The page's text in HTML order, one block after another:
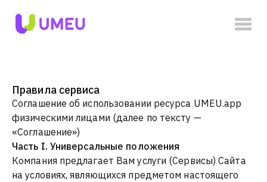
Правила сервиса
Соглашение об использовании ресурса UMEU.app
физическими лицами (далее по тексту —
«Соглашение»)
Часть I. Универсальные положения
Компания предлагает Вам услуги (Сервисы) Сайта
на условиях, являющихся предметом настоящего